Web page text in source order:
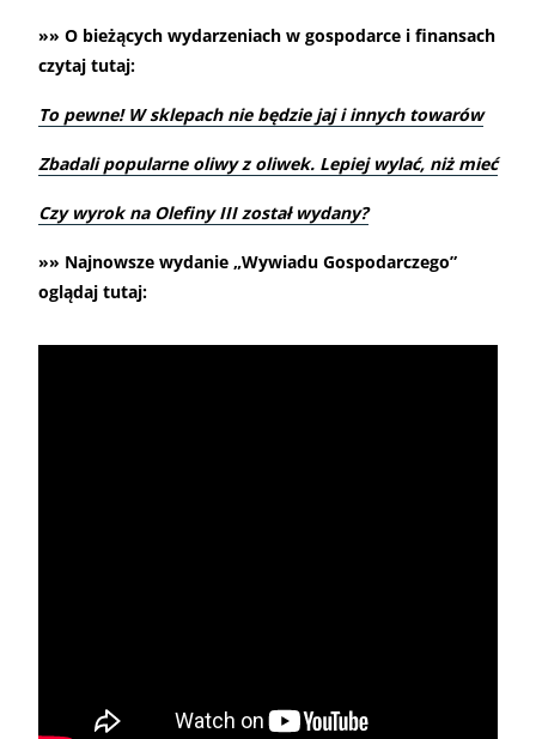
»» O bieżących wydarzeniach w gospodarce i finansach
czytaj tutaj:
To pewne! W sklepach nie będzie jaj i innych towarów
Zbadali popularne oliwy z oliwek. Lepiej wylać, niż mieć
Czy wyrok na Olefiny III został wydany?
»» Najnowsze wydanie „Wywiadu Gospodarczego”
oglądaj tutaj: